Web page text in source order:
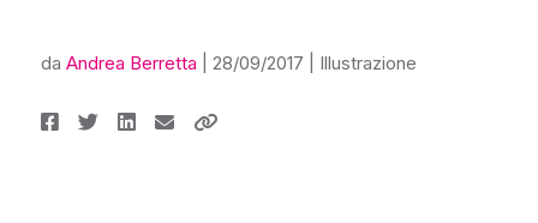
da Andrea Berretta 28/09/2017 Illustrazione